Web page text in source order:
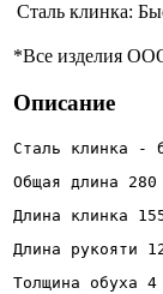
Сталь клинка:
*Все изделия ООО
Описание
Сталь клинка -
Общая длина
Длина клинка
Длина рукояти
Толщина обуха